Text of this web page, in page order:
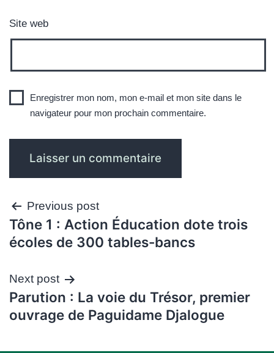
Site web
Enregistrer mon nom, mon e-mail et mon site dans le
navigateur pour mon prochain commentaire.
Navigation
de
Previous post
Tône 1 : Action Éducation dote trois
écoles de 300 tables-bancs
Next post
Parution : La voie du Trésor, premier
ouvrage de Paguidame Djalogue